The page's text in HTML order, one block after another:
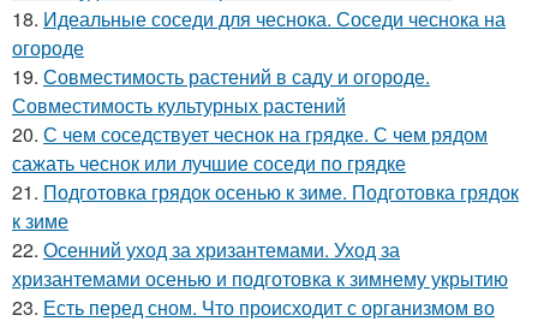
18. Идеальные соседи для чеснока. Соседи чеснока на
огороде
19. Совместимость растений в саду и огороде.
Совместимость культурных растений
20. С чем соседствует чеснок на грядке. С чем рядом
сажать чеснок или лучшие соседи по грядке
21. Подготовка грядок осенью к зиме. Подготовка грядок
к зиме
22. Осенний уход за хризантемами. Уход за
хризантемами осенью и подготовка к зимнему укрытию
23. Есть перед сном. Что происходит с организмом во